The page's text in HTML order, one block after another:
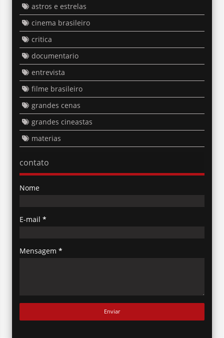
astros e estrelas
cinema brasileiro
critica
documentario
entrevista
filme brasileiro
grandes cenas
grandes cineastas
materias
contato
Nome
E-mail *
Mensagem *